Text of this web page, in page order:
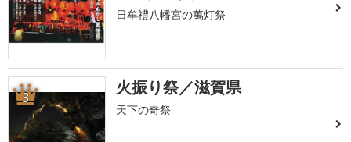
日牟禮八幡宮の萬灯祭
3 火振り祭／滋賀県
天下の奇祭